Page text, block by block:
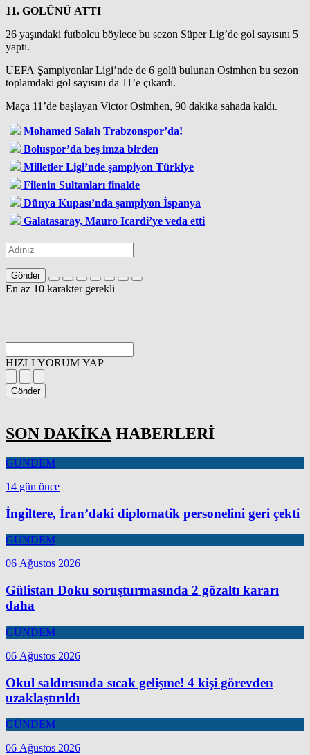
11. GOLÜNÜ ATTI
26 yaşındaki futbolcu böylece bu sezon Süper Lig’de gol sayısını 5
yaptı.
UEFA Şampiyonlar Ligi’nde de 6 golü bulunan Osimhen bu sezon
toplamdaki gol sayısını da 11’e çıkardı.
Maça 11’de başlayan Victor Osimhen, 90 dakika sahada kaldı.
Mohamed Salah Trabzonspor’da!
Boluspor’da beş imza birden
Milletler Ligi’nde şampiyon Türkiye
Filenin Sultanları finalde
Dünya Kupası’nda şampiyon İspanya
Galatasaray, Mauro Icardi’ye veda etti
Gönder
En az 10 karakter gerekli
HIZLI YORUM YAP
Gönder
SON DAKİKA HABERLERİ
GÜNDEM
14 gün önce
İngiltere, İran’daki diplomatik personelini geri çekti
GÜNDEM
06 Ağustos 2026
Gülistan Doku soruşturmasında 2 gözaltı kararı
daha
GÜNDEM
06 Ağustos 2026
Okul saldırısında sıcak gelişme! 4 kişi görevden
uzaklaştırıldı
GÜNDEM
06 Ağustos 2026